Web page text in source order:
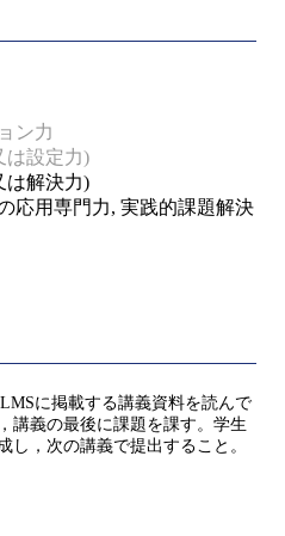
ン力
は設定力)
は解決力)
応用専門力, 実践的課題解決
に掲載する講義資料を読んで
講義の最後に課題を課す。学生
し，次の講義で提出すること。